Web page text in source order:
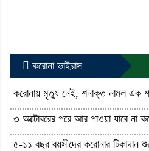
করোনা ভাইরাস
করোনায় মৃত্যু নেই, শনাক্ত নামল এক
৩ অক্টোবরের পরে আর পাওয়া যাবে না
৫-১১ বছর বয়সীদের করোনার টিকাদান